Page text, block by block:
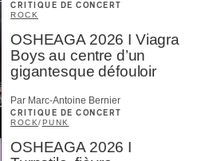
CRITIQUE DE CONCERT
ROCK
OSHEAGA 2026 I Viagra
Boys au centre d’un
gigantesque défouloir
Par Marc-Antoine Bernier
CRITIQUE DE CONCERT
ROCK/PUNK
OSHEAGA 2026 I